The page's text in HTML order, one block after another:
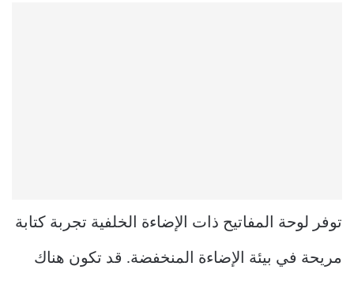
توفر لوحة المفاتيح ذات الإضاءة الخلفية تجربة كتابة
مريحة في بيئة الإضاءة المنخفضة. قد تكون هناك